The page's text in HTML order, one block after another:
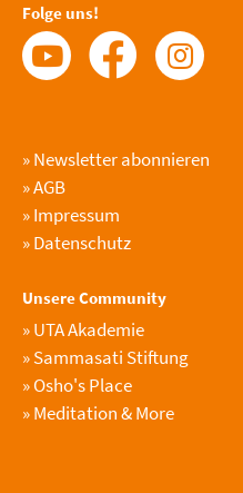
Folge uns!
»Newsletter abonnieren
»AGB
»Impressum
»Datenschutz
Unsere Community
»UTA Akademie
»Sammasati Stiftung
»Osho's Place
»Meditation & More